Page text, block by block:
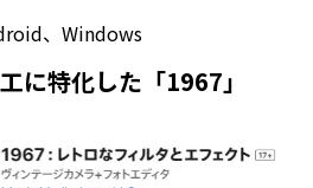
、Windows
に特化した「1967」